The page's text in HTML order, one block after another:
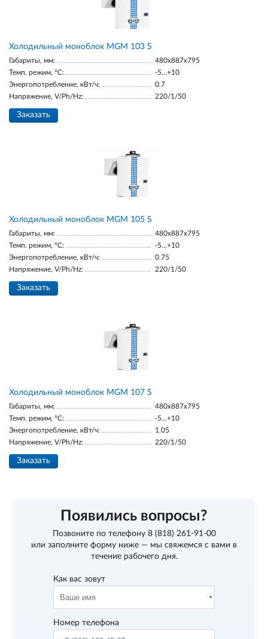
Холодильный моноблок MGM 103 S
Габариты, мм:
480x887x795
Темп. режим, °С:
-5...+10
Энергопотребление, кВт/ч:
0.7
Напряжение, V/Ph/Hz:
220/1/50
Заказать
Холодильный моноблок MGM 105 S
Габариты, мм:
480x887x795
Темп. режим, °С:
-5...+10
Энергопотребление, кВт/ч:
0.75
Напряжение, V/Ph/Hz:
220/1/50
Заказать
Холодильный моноблок MGM 107 S
Габариты, мм:
480x887x795
Темп. режим, °С:
-5...+10
Энергопотребление, кВт/ч:
1.05
Напряжение, V/Ph/Hz:
220/1/50
Заказать
Появились вопросы?
Позвоните по телефону 8 (818) 261-91-00
или заполните форму ниже — мы свяжемся с вами в
течение рабочего дня.
Как вас зовут
Номер телефона